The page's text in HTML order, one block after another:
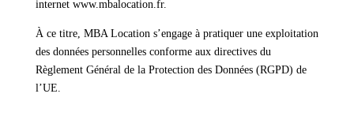
internet www.mbalocation.fr.
À ce titre, MBA Location s’engage à pratiquer une exploitation
des données personnelles conforme aux directives du
Règlement Général de la Protection des Données (RGPD) de
l’UE.